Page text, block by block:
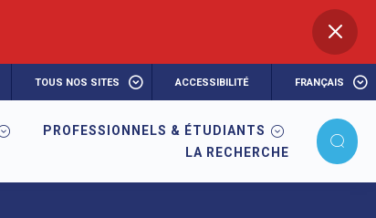
TOUS NOS SITES ACCESSIBILITÉ FRANÇAIS
PROFESSIONNELS & ÉTUDIANTS
LA RECHERCHE